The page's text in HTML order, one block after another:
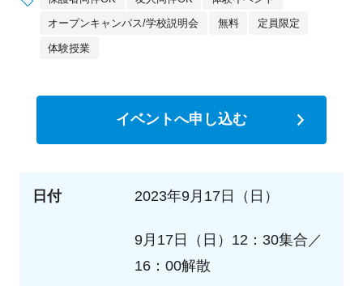
オープンキャンパス/学校説明会 無料 定員限定
体験授業
イベントへ申し込む
日付 2023年9月17日（日）
9月17日（日）12：30集合／
16：00解散